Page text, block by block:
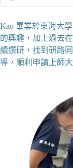
Kao 畢業於東海大
的興趣，加上過去
續鑽研，找到研路
導，順利申請上師大